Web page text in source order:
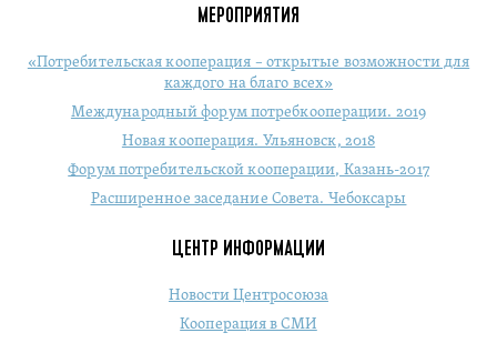
МЕРОПРИЯТИЯ
«Потребительская кооперация – открытые возможности для
каждого на благо всех»
Международный форум потребкооперации. 2019
Новая кооперация. Ульяновск, 2018
Форум потребительской кооперации, Казань-2017
Расширенное заседание Совета. Чебоксары
ЦЕНТР ИНФОРМАЦИИ
Новости Центросоюза
Кооперация в СМИ